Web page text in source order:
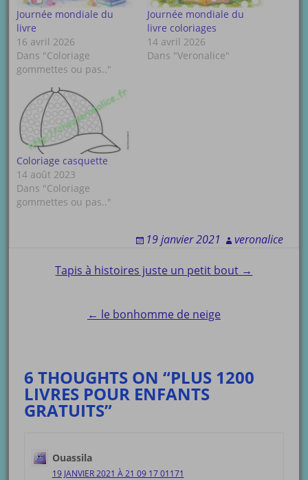
Journée mondiale du
livre
16 avril 2026
Dans "Coloriage
gommettes ou pas.."
Journée mondiale du
livre coloriages
14 avril 2026
Dans "Veronalice"
Coloriage casquette
14 août 2023
Dans "Coloriage
gommettes ou pas.."
19 janvier 2021 veronalice
Post
navigation
Tapis à histoires juste un petit bout →
← le bonhomme de neige
6 THOUGHTS ON “PLUS 1200
LIVRES POUR ENFANTS
GRATUITS”
Ouassila
19 JANVIER 2021 À 21 09 17 01171